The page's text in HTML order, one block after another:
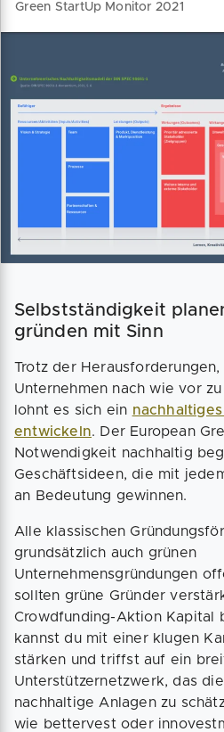
Green StartUp Monitor 2021
Selbstständigkeit
gründen mit Sinn
Trotz der Herausforderungen,
Unternehmen nach wie vor
lohnt es sich ein
entwickeln. Der European
Notwendigkeit nachhaltig
Geschäftsideen, die mit
an Bedeutung gewinnen.
Alle klassischen
grundsätzlich auch grünen
Unternehmensgründungen
sollten grüne Gründer
Crowdfunding-Aktion Kapital
kannst du mit einer klugen
stärken und triffst auf ein
Unterstützernetzwerk, das
nachhaltige Anlagen zu
wie bettervest oder